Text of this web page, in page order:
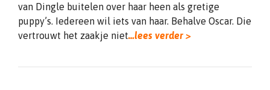
van Dingle buitelen over haar heen als gretige
puppy’s. Iedereen wil iets van haar. Behalve Oscar. Die
vertrouwt het zaakje niet…lees verder >